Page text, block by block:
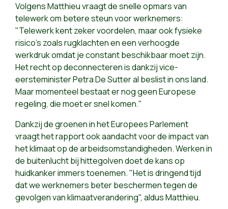
Volgens Matthieu vraagt de snelle opmars van
telewerk om betere steun voor werknemers:
"Telewerk kent zeker voordelen, maar ook fysieke
risico's zoals rugklachten en een verhoogde
werkdruk omdat je constant beschikbaar moet zijn.
Het recht op deconnecteren is dankzij vice-
eersteminister Petra De Sutter al beslist in ons land.
Maar momenteel bestaat er nog geen Europese
regeling, die moet er snel komen."
Dankzij de groenen in het Europees Parlement
vraagt het rapport ook aandacht voor de impact van
het klimaat op de arbeidsomstandigheden. Werken in
de buitenlucht bij hittegolven doet de kans op
huidkanker immers toenemen. "Het is dringend tijd
dat we werknemers beter beschermen tegen de
gevolgen van klimaatverandering", aldus Matthieu.